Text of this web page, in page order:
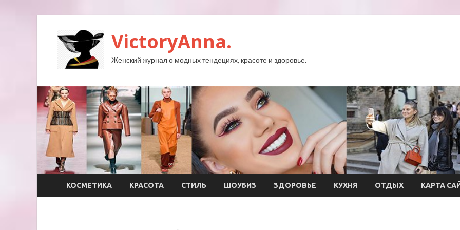
VictoryAnna.
Женский журнал о модных тендециях, красоте и здоровье.
КОСМЕТИКА КРАСОТА СТИЛЬ ШОУБИЗ ЗДОРОВЬЕ КУХНЯ ОТДЫХ КАРТА